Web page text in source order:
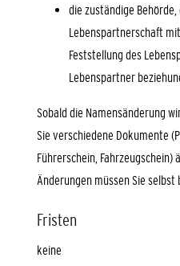
die zuständige
Lebenspartnerschaft
Feststellung des
Lebenspartner
Sobald die Namensänderung
Sie verschiedene Dokumente
Führerschein, Fahrzeugschein)
Änderungen müssen Sie selbst
Fristen
keine